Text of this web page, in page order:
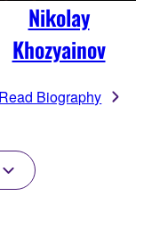
Nikolay
Khozyainov
Read Biography